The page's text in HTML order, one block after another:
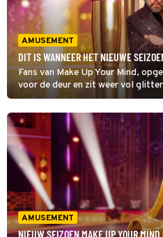
AMUSEMENT
DIT IS WANNEER HET NIEUWE
Fans van Make Up Your Mind,
voor de deur en zit weer vol
bekendgemaakt wanneer de
AMUSEMENT
NIEUW SEIZOEN MAKE UP YOUR